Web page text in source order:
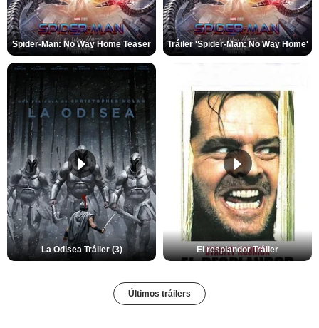
Spider-Man: No Way Home Teaser Tráiler 'Spider-Man: No Way Home'
La Odisea Tráiler (3) El resplandor Tráiler
Últimos tráilers